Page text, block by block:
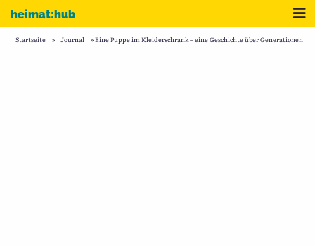
Zum Inhalt
heimat:hub
Startseite » Journal »Eine Puppe im Kleiderschrank – eine Geschichte über Generationen